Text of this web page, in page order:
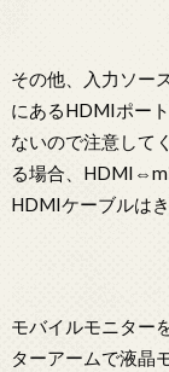
その他、入力ソー
にあるHDMIポー
ないので注意して
る場合、
HDMIケーブルは
モバイルモニター
ターアームで液晶